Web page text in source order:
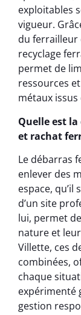
exploitables
vigueur.
du ferrailleur
recyclage
permet de
ressources
métaux issus
Quelle est
et rachat
Le débarras
enlever des
espace, qu’il
d’un site
lui, permet
nature et
Villette, ces
combinées,
chaque
expérimenté
gestion